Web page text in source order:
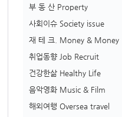
부 동 산 Property
사회이슈 Society issue
재 테 크. Money & Money
취업동향 Job Recruit
건강한삶 Healthy Life
음악영화 Music & Film
해외여행 Oversea travel